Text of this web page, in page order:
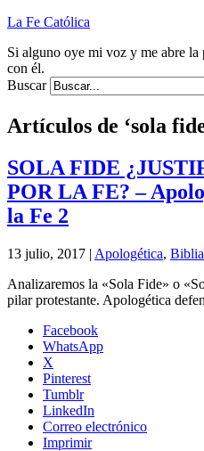
La Fe Católica
Si alguno oye mi voz y me abre la
con él.
Buscar
Artículos de ‘sola
SOLA FIDE
POR LA FE? –
la Fe 2
13 julio, 2017 | Apologética, Biblia
Analizaremos la «Sola Fide» o
pilar protestante. Apologética
Facebook
WhatsApp
X
Pinterest
Tumblr
LinkedIn
Correo electrónico
Imprimir